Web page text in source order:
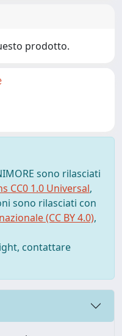
prodotto.
sono rilasciati
CC0 1.0 Universal,
sono rilasciati con
(CC BY 4.0),
contattare